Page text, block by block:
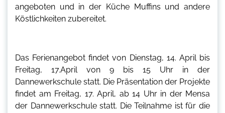
angeboten und in der Küche Muffins und andere
Köstlichkeiten zubereitet.
Das Ferienangebot findet von Dienstag, 14. April bis
Freitag, 17.April von 9 bis 15 Uhr in der
Dannewerkschule statt. Die Präsentation der Projekte
findet am Freitag, 17. April, ab 14 Uhr in der Mensa
der Dannewerkschule statt. Die Teilnahme ist für die